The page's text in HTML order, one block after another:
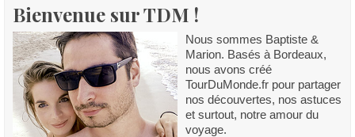
Bienvenue sur TDM !
Nous sommes Baptiste &
Marion. Basés à Bordeaux,
nous avons créé
TourDuMonde.fr pour partager
nos découvertes, nos astuces
et surtout, notre amour du
voyage.